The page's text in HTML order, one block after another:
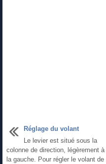
Réglage du volant
Le levier est situé sous la
colonne de direction, légèrement à
la gauche. Pour régler le volant de